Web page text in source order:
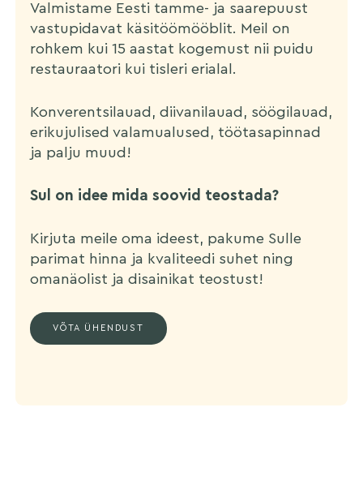
Valmistame Eesti tamme- ja saarepuust
vastupidavat käsitöömööblit. Meil on
rohkem kui 15 aastat kogemust nii puidu
restauraatori kui tisleri erialal.
Konverentsilauad, diivanilauad, söögilauad,
erikujulised valamualused, töötasapinnad
ja palju muud!
Sul on idee mida soovid teostada?
Kirjuta meile oma ideest, pakume Sulle
parimat hinna ja kvaliteedi suhet ning
omanäolist ja disainikat teostust!
VÕTA ÜHENDUST